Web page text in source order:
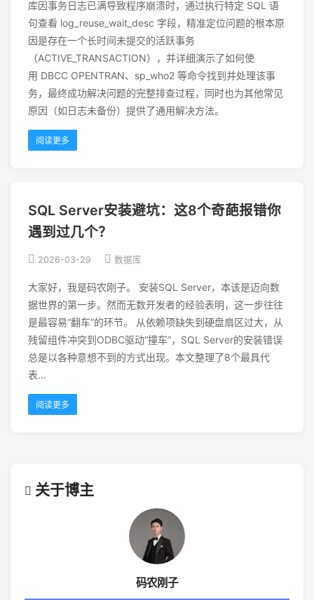
库因事务日志已满导致程序崩溃时，通过执行特定 SQL 语
句查看 log_reuse_wait_desc 字段，精准定位问题的根本原
因是存在一个长时间未提交的活跃事务
（ACTIVE_TRANSACTION），并详细演示了如何使
用 DBCC OPENTRAN、sp_who2 等命令找到并处理该事
务，最终成功解决问题的完整排查过程，同时也为其他常见
原因（如日志未备份）提供了通用解决方法。
阅读更多
SQL Server安装避坑：这8个奇葩报错你
遇到过几个？
2026-03-29 数据库
大家好，我是码农刚子。 安装SQL Server，本该是迈向数
据世界的第一步。然而无数开发者的经验表明，这一步往往
是最容易“翻车”的环节。 从依赖项缺失到硬盘扇区过大，从
残留组件冲突到ODBC驱动“撞车”，SQL Server的安装错误
总是以各种意想不到的方式出现。本文整理了8个最具代
表...
阅读更多
关于博主
码农刚子